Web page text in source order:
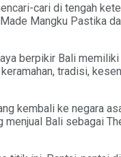
cari di tengah
Mangku Pastika
berpikir Bali
tradisi,
kembali ke negara
Bali sebagai